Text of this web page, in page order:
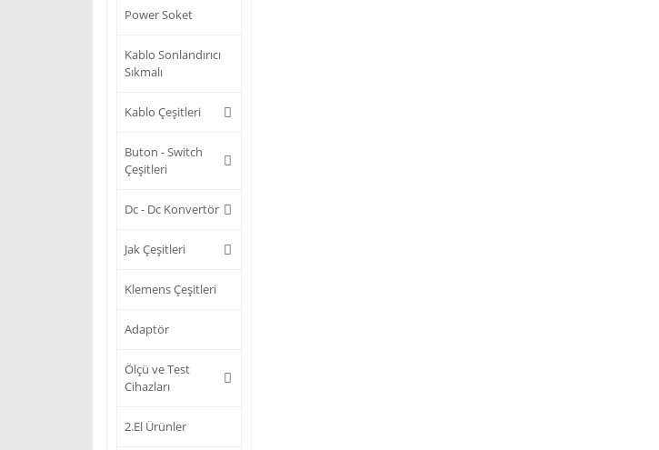
Power Soket
Kablo Sonlandırıcı
Sıkmalı
Kablo Çeşitleri
Buton - Switch
Çeşitleri
Dc - Dc Konvertör
Jak Çeşitleri
Klemens Çeşitleri
Adaptör
Ölçü ve Test
Cihazları
2.El Ürünler